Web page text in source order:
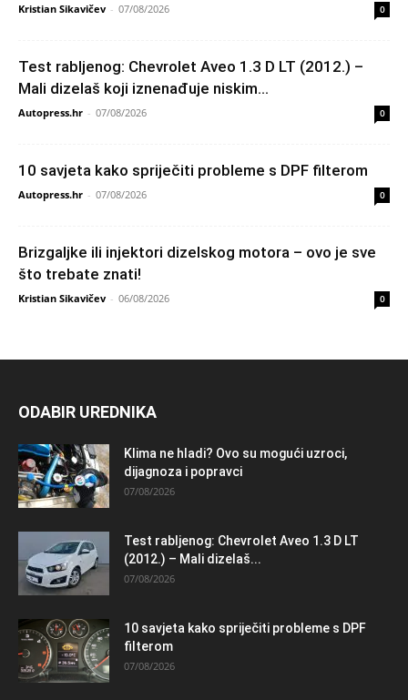
Kristian Sikavičev - 07/08/2026 0
Test rabljenog: Chevrolet Aveo 1.3 D LT (2012.) –
Mali dizelaš koji iznenađuje niskim...
Autopress.hr - 07/08/2026 0
10 savjeta kako spriječiti probleme s DPF filterom
Autopress.hr - 07/08/2026 0
Brizgaljke ili injektori dizelskog motora – ovo je sve
što trebate znati!
Kristian Sikavičev - 06/08/2026 0
ODABIR UREDNIKA
Klima ne hladi? Ovo su mogući uzroci,
dijagnoza i popravci
07/08/2026
Test rabljenog: Chevrolet Aveo 1.3 D LT
(2012.) – Mali dizelaš...
07/08/2026
10 savjeta kako spriječiti probleme s DPF
filterom
07/08/2026